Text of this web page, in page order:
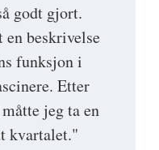
godt gjort.
beskrivelse
funksjon i
Etter
jeg ta en
kvartalet."